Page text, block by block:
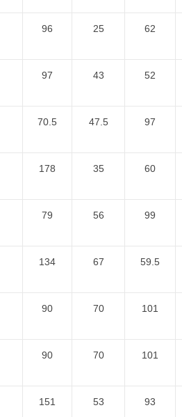
96 25 62
97 43 52
70.5 47.5 97
178 35 60
79 56 99
134 67 59.5
90 70 101
90 70 101
151 53 93